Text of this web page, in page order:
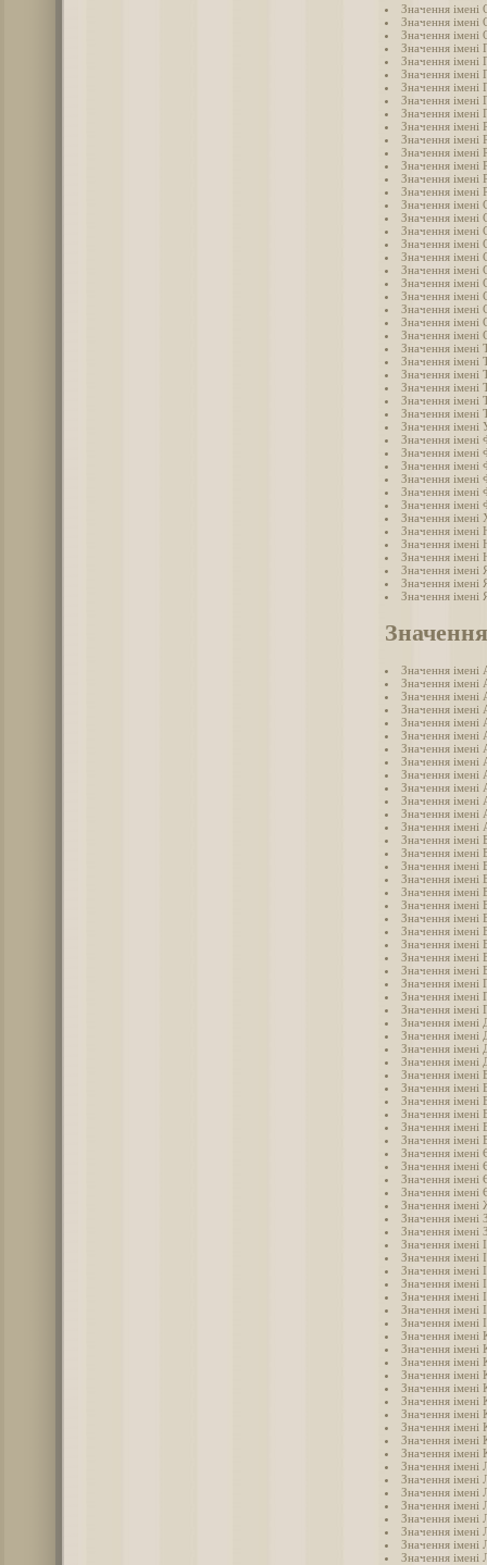
Значення імені
Значення імені
Значення імені
Значення імені
Значення імені
Значення імені
Значення імені
Значення імені
Значення імені
Значення імені
Значення імені
Значення імені
Значення імені
Значення імені
Значення імені
Значення імені
Значення імені
Значення імені
Значення імені
Значення імені
Значення імені
Значення імені
Значення імені
Значення імені
Значення імені
Значення імені
Значення імені
Значення імені
Значення імені
Значення імені
Значення імені
Значення імені
Значення імені
Значення імені
Значення імені
Значення імені
Значення імені
Значення імені
Значення імені
Значення імені
Значення імені
Значення імені
Значення
Значення імені
Значення імені
Значення імені
Значення імені
Значення імені
Значення імені
Значення імені
Значення імені
Значення імені
Значення імені
Значення імені
Значення імені
Значення імені
Значення імені
Значення імені
Значення імені
Значення імені
Значення імені
Значення імені
Значення імені
Значення імені
Значення імені
Значення імені
Значення імені
Значення імені
Значення імені
Значення імені
Значення імені
Значення імені
Значення імені
Значення імені
Значення імені
Значення імені
Значення імені
Значення імені
Значення імені
Значення імені
Значення імені
Значення імені
Значення імені
Значення імені
Значення імені
Значення імені
Значення імені
Значення імені
Значення імені
Значення імені
Значення імені
Значення імені
Значення імені
Значення імені
Значення імені
Значення імені
Значення імені
Значення імені
Значення імені
Значення імені
Значення імені
Значення імені
Значення імені
Значення імені
Значення імені
Значення імені
Значення імені
Значення імені
Значення імені
Значення імені
Значення імені
Значення імені
Значення імені
Значення імені
Значення імені